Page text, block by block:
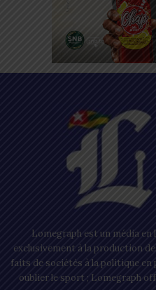
Lomegraph est un média
exclusivement à la production
faits de sociétés à la politique en
oublier le sport ; Lomegraph